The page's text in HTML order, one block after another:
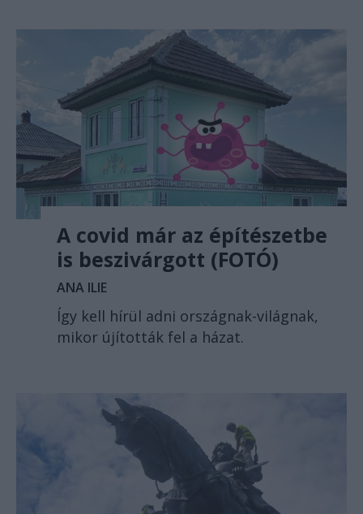
A covid már az építészetbe
is beszivárgott (FOTÓ)
ANA ILIE
Így kell hírül adni országnak-világnak,
mikor újították fel a házat.